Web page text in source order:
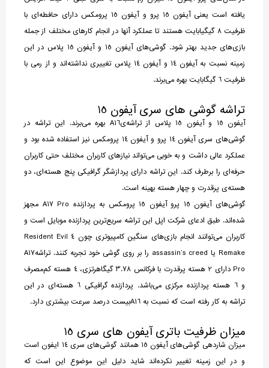
یافته است یعنی آیفون 15 پرو و آیفون 15 پرومکس دارای حافطه‌ای با
ظرفیت 8 گیگیابایت هستند تا عملکرد آنها در انجام کارهای مختلف از جمله
بازی‌های جدید بهتر شود. گوشی‌های آیفون 15 و آیفون 15 پلاس در این
زمینه نسبت به آیفون 14 و آیفون 14 پلاس تغییری نداشته‌اند و از رمی با
ظرفیت 6 گیگابایت بهره می‌برند.
تراشه گوشی های سری آیفون 15
آیفون 15 و آیفون 15 پلاس از تراشه‌یA16 بهره می‌برند. این تراشه در
گوشی‌های سری آیفون 14 پرو و آیفون 14 پرومکس نیز استفاده شده بود و
عملکرد عالی داشت و به خوبی می‌تواند نیازهای کاربران مختلف حتی کاربران
حرفه‌ای را برطرف کند. این تراشه دارای پردازشگر گرافیکی پنج هسته‌ای، دو
هسته‌ی پرقدرت و چهار هسته بهینه است.
گوشی‌های آیفون 15 پرو آیفون 15 پرومکس به پردازنده A17 Pro مجهز
شده‌اند. طبق ادعای شرکت اپل این تراشه سریع‌ترین پردازنده موبایل است و
کاربران می‌توانند انجام بازی‌های سنگین کامپیوتری چون Resident Evil 4
Remake یا assassin’s creed را بر روی گوشی خود تجربه کنند. تراشهA17
Pro دارای 2 هسته پرقدرت با فرکانس 3.78 گیگاهرتزی، 4 هسته کم‌مصرف
و 6 هسته پردازنده مرکزی می‌باشد. پردازنده گرافیکی 6 هسته‌ای در این
تراشه به کار رفته است که نسبت به A16بیست درصد سرعت بیشتری دارد.
میزان ظرفیت باتری آیفون های سری 15
میزان شاردهی گوشی‌های آیفون 15 همانند گوشی‌های سری 14 ایفون است
و در این زمینه تغییر نکرده‌اند شاید دلیل این موضوع این است که